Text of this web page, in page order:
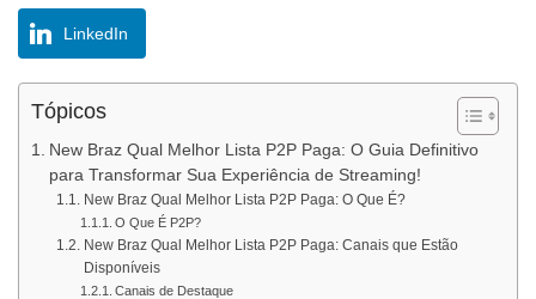
LinkedIn
Tópicos
New Braz Qual Melhor Lista P2P Paga: O Guia Definitivo
para Transformar Sua Experiência de Streaming!
New Braz Qual Melhor Lista P2P Paga: O Que É?
O Que É P2P?
New Braz Qual Melhor Lista P2P Paga: Canais que Estão
Disponíveis
Canais de Destaque